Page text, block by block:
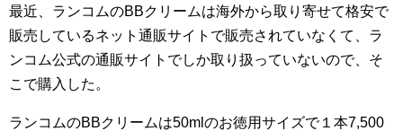
最近、ランコムのBBクリームは海外から取り寄せて格安で
販売しているネット通販サイトで販売されていなくて、ラ
ンコム公式の通販サイトでしか取り扱っていないので、そ
こで購入した。
ランコムのBBクリームは50mlのお徳用サイズで１本7,500